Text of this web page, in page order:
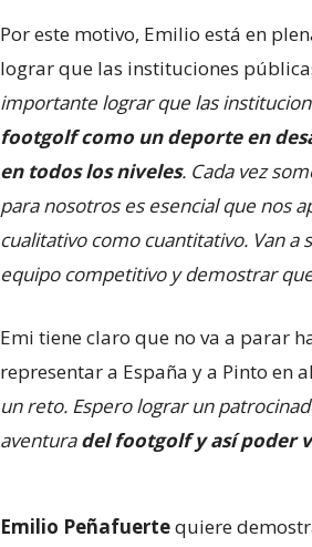
Por este motivo, Emilio está en
lograr que las instituciones
importante lograr que las
footgolf como un deporte en
en todos los niveles. Cada vez
para nosotros es esencial que nos
cualitativo como cuantitativo. Van a
equipo competitivo y demostrar
Emi tiene claro que no va a parar
representar a España y a Pinto en
un reto. Espero lograr un
aventuradel footgolf y así poder
Emilio Peñafuertequiere